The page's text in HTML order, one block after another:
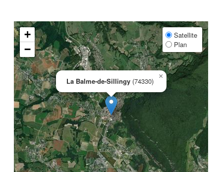
La Balme-de-Sillingy (74330)
×
+
−
Satellite
Plan